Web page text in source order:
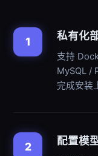
1 私有化
支持
MySQL /
完成安装
2 配置模